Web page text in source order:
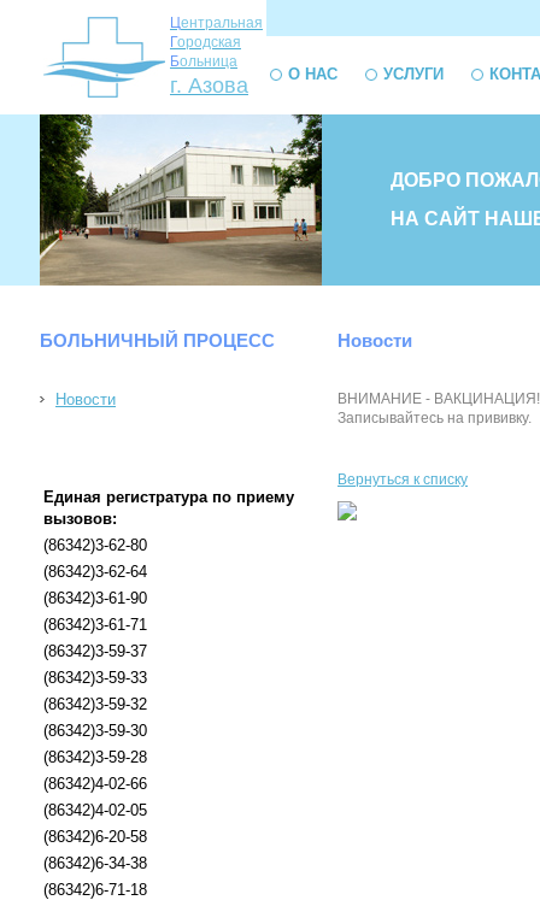
Центральная
Городская
Больница
г. Азова О НАС УСЛУГИ
ДОБРО
НА САЙТ
БОЛЬНИЧНЫЙ ПРОЦЕСС
Новости
Единая регистратура по приему
вызовов:
(86342)3-62-80
(86342)3-62-64
(86342)3-61-90
(86342)3-61-71
(86342)3-59-37
(86342)3-59-33
(86342)3-59-32
(86342)3-59-30
(86342)3-59-28
(86342)4-02-66
(86342)4-02-05
(86342)6-20-58
(86342)6-34-38
(86342)6-71-18
Новости
ВНИМАНИЕ - ВАКЦИНАЦИЯ! на
Записывайтесь на прививку.
Вернуться к списку